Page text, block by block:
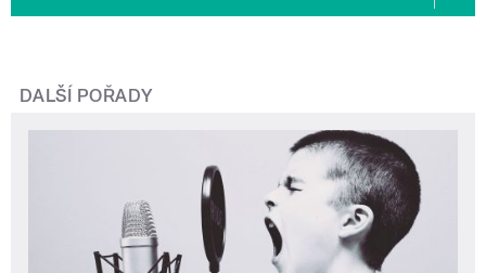
DALŠÍ POŘADY